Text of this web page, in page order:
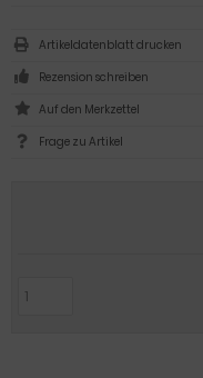
Artikeldatenblatt drucken
Rezension schreiben
Frage zu Artikel